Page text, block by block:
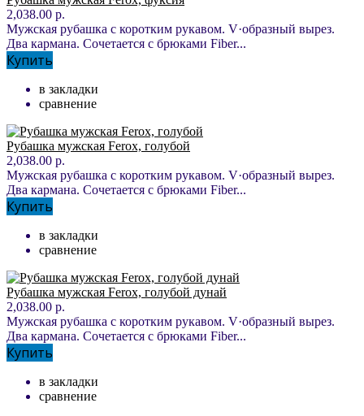
2,038.00 р.
Мужская рубашка с коротким рукавом. V·образный вырез.
Два кармана. Сочетается с брюками Fiber...
Купить
в закладки
сравнение
Рубашка мужская Ferox, голубой
2,038.00 р.
Мужская рубашка с коротким рукавом. V·образный вырез.
Два кармана. Сочетается с брюками Fiber...
Купить
в закладки
сравнение
Рубашка мужская Ferox, голубой дунай
2,038.00 р.
Мужская рубашка с коротким рукавом. V·образный вырез.
Два кармана. Сочетается с брюками Fiber...
Купить
в закладки
сравнение